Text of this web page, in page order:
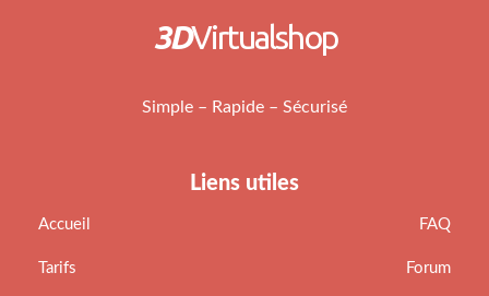
3DVirtualshop
Simple – Rapide – Sécurisé
Liens utiles
Accueil
Tarifs
FAQ
Forum